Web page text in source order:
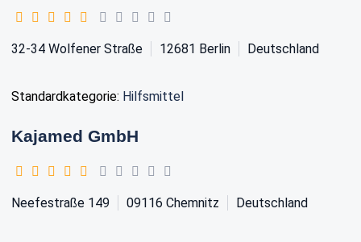
32-34 Wolfener Straße 12681 Berlin Deutschland
Standardkategorie: Hilfsmittel
Kajamed GmbH
Neefestraße 149 09116 Chemnitz Deutschland